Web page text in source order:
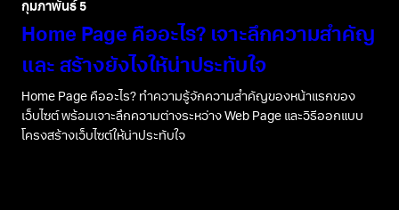
กุมภาพันธ์ 5
Home Page คืออะไร? เจาะลึกความสำคัญ
และ สร้างยังไงให้น่าประทับใจ
Home Page คืออะไร? ทำความรู้จักความสำคัญของหน้าแรกของ
เว็บไซต์ พร้อมเจาะลึกความต่างระหว่าง Web Page และวิธีออกแบบ
โครงสร้างเว็บไซต์ให้น่าประทับใจ